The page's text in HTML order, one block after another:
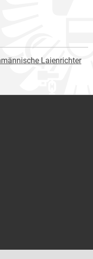
Laienrichter